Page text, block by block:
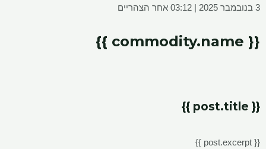
3 בנובמבר 2025 | 03:12 אחר הצהריים
{{ commodity.name }}
{{ post.title }}
{{ post.excerpt }}